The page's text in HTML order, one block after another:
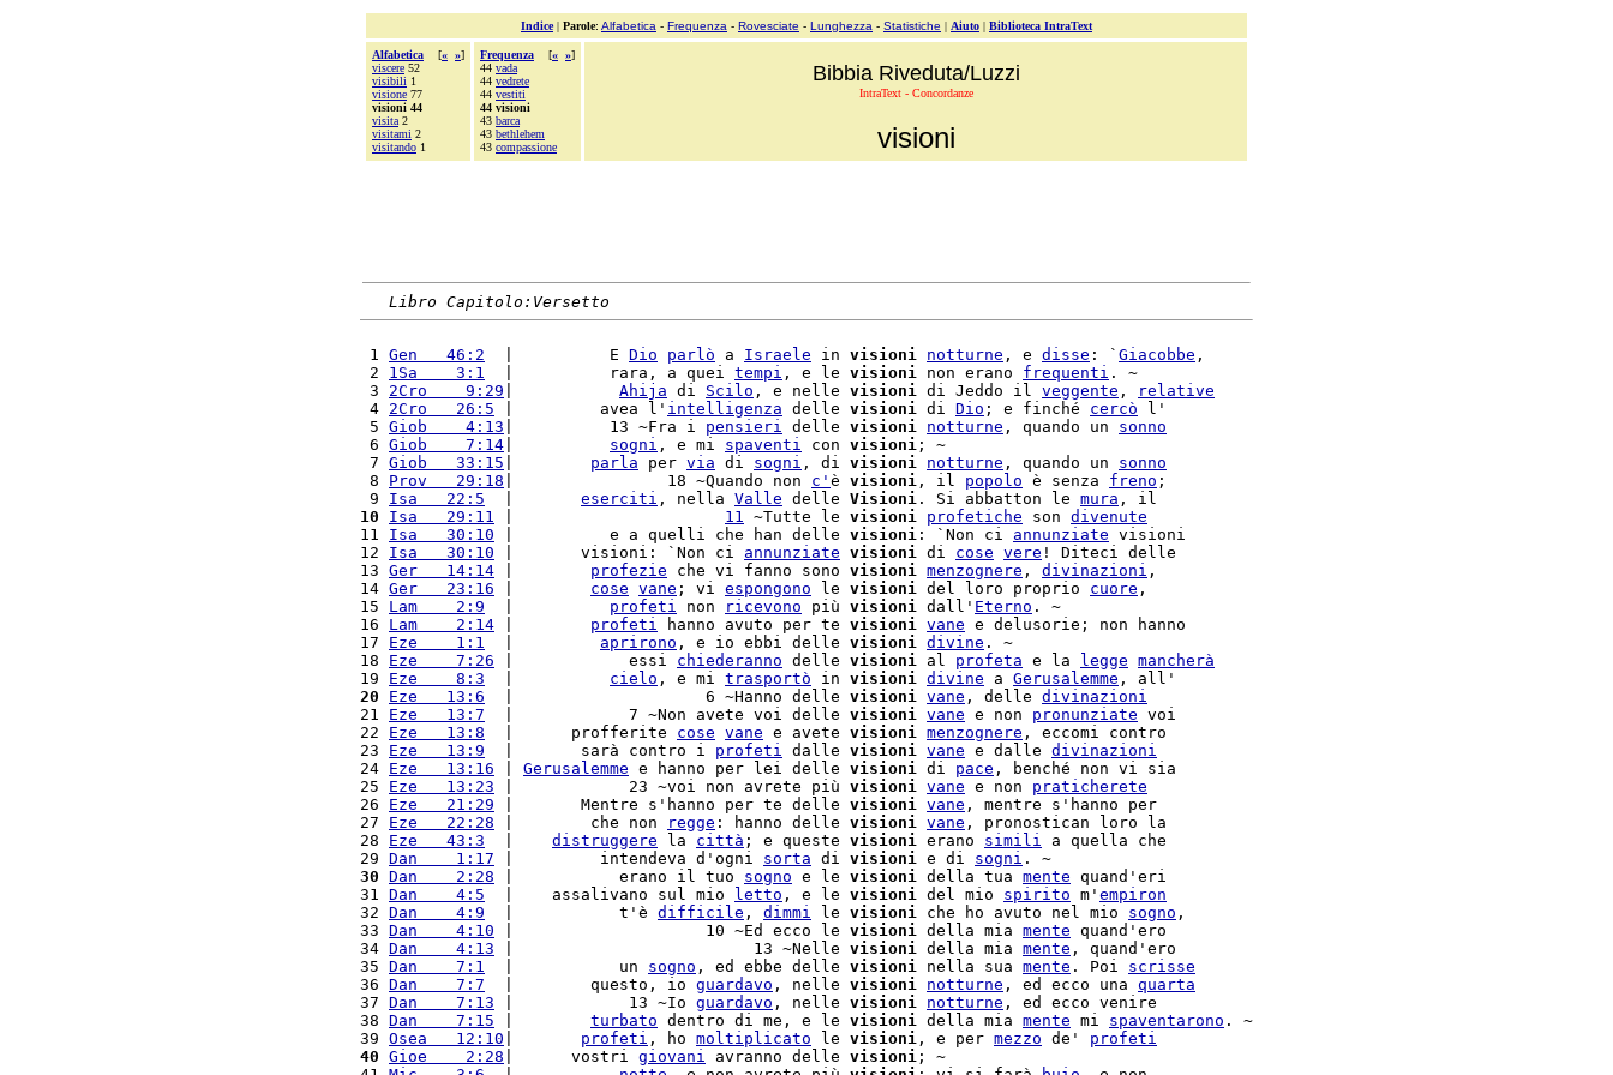
Indice| Parole: Alfabetica - Frequenza - Rovesciate - Lunghezza - Statistiche | Aiuto | Biblioteca IntraText
Alfabetica [« »]
viscere 52
visibili 1
visione 77
visioni 44
visita 2
visitami 2
visitando 1
Frequenza [« »]
44 vada
44 vedrete
44 vestiti
44 visioni
43 barca
43 bethlehem
43 compassione
Bibbia Riveduta/Luzzi
IntraText - Concordanze
visioni
Libro Capitolo:Versetto
1 Gen   46:2
  |          E
Dio parlò a Israele in visioni notturne , e disse : ` Giacobbe ,
2 1Sa    3:1
  |          rara, a quei
tempi , e le visioni non erano frequenti . ~
3 2Cro    9:29 Ahija di Scilo , e nelle visioni di Jeddo il veggente ,
relative
4 2Cro   26:5 |         avea l' intelligenza delle visioni di Dio ; e finché cercò l'
5 Giob    4:13 |          13 ~Fra i pensieri delle visioni notturne , quando un sonno
6 Giob    7:14 sogni , e mi spaventi con visioni ; ~
7 Giob   33:15 parla per via di sogni , di visioni notturne , quando un sonno
8 Prov   29:18 |                18 ~Quando non c' è visioni , il popolo è senza freno ;
9 Isa   22:5 eserciti , nella Valle delle Visioni . Si abbatton le mura
10
Isa   29:11 11 ~Tutte le visioni profetiche son divenute
11 Isa   30:10 |          e a quelli che han delle visioni : `Non ci annunziate visioni
12 Isa   30:10 |       visioni: `Non ci annunziate visioni di cose vere ! Diteci delle
13 Ger   14:14 profezie che vi fanno sono visioni menzognere , divinazioni ,
14 Ger   23:16 cose vane ; vi espongono le visioni del loro proprio cuore ,
15 Lam    2:9 profeti non ricevono più visioni dall' Eterno . ~
16 Lam    2:14 profeti hanno avuto per te visioni vane e delusorie; non hanno
17 Eze    1:1 aprirono , e io ebbi delle visioni divine . ~
18 Eze    7:26 |            essi chiederanno delle visioni al profeta e la legge mancherà
19 Eze    8:3 cielo , e mi trasportò in visioni divine a Gerusalemme
20
Eze   13:6
  |                    6 ~Hanno delle
visioni vane , delle divinazioni
21 Eze   13:7
  |            7 ~Non avete voi delle
visioni vane e non pronunziate voi
22 Eze   13:8
  |      profferite
cose vane e avete visioni menzognere , eccomi contro
23 Eze   13:9
  |       sarà contro i
profeti dalle visioni vane e dalle divinazioni
24 Eze   13:16 Gerusalemme e hanno per lei delle visioni di pace , benché non vi sia
25 Eze   13:23 |            23 ~voi non avrete più visioni vane e non praticherete
26 Eze   21:29 |       Mentre s'hanno per te delle visioni vane , mentre s'hanno per
27 Eze   22:28 |        che non regge : hanno delle visioni vane , pronostican loro la
28 Eze   43:3 distruggere la città ; e queste visioni erano simili a quella che
29 Dan    1:17 |         intendeva d'ogni sorta di visioni e di sogni
30 Dan    2:28 |           erano il tuo sogno e le visioni della tua mente quand'eri
31 Dan    4:5
  |    assalivano sul mio
letto , e le visioni del mio spirito m' empiron
32 Dan    4:9
  |           t'è
difficile , dimmi le visioni che ho avuto nel mio sogno ,
33 Dan    4:10 |                    10 ~Ed ecco le visioni della mia mente quand'ero
34 Dan    4:13 |                         13 ~Nelle visioni della mia mente , quand'ero
35 Dan    7:1
  |           un
sogno , ed ebbe delle visioni nella sua mente . Poi scrisse
36 Dan    7:7
  |        questo, io
guardavo , nelle visioni notturne , ed ecco una quarta
37 Dan    7:13 |            13 ~Io guardavo , nelle visioni notturne , ed ecco venire
38 Dan    7:15 turbato dentro di me, e le visioni della mia mente mi spaventarono . ~
39 Osea   12:10 profeti , ho moltiplicato le visioni , e per mezzo de' profeti
40 Gioe    2:28 |      vostri giovani avranno delle visioni ; ~